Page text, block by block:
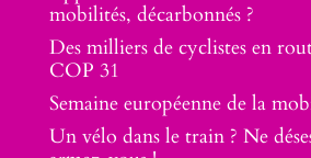
mobilités, décarbonnés ?
Des milliers de cyclistes en
COP 31
Semaine européenne de la
Un vélo dans le train ? Ne